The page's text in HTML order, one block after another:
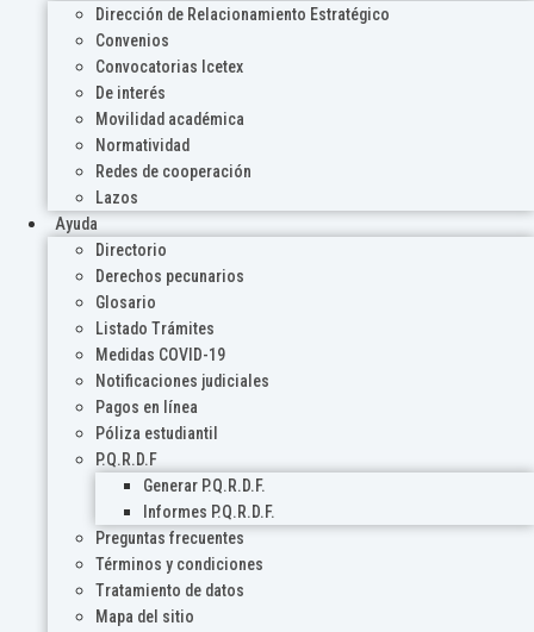
Dirección de Relacionamiento Estratégico
Convenios
Convocatorias Icetex
De interés
Movilidad académica
Normatividad
Redes de cooperación
Lazos
Ayuda
Directorio
Derechos pecunarios
Glosario
Listado Trámites
Medidas COVID-19
Notificaciones judiciales
Pagos en línea
Póliza estudiantil
P.Q.R.D.F
Generar P.Q.R.D.F.
Informes P.Q.R.D.F.
Preguntas frecuentes
Términos y condiciones
Tratamiento de datos
Mapa del sitio